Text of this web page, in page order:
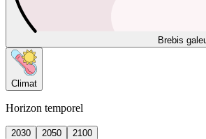
Brebis
Climat
Horizon temporel
2030 2050
2100